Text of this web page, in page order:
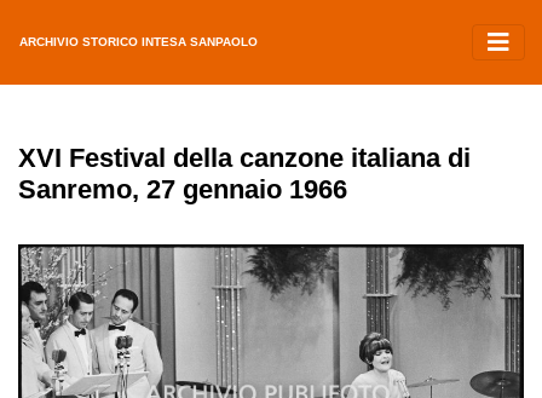
ARCHIVIO STORICO INTESA SANPAOLO
XVI Festival della canzone italiana di
Sanremo, 27 gennaio 1966